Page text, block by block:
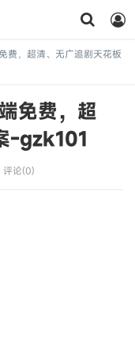
费，超清、无广追剧天花板
免费，超
-gzk101
评论(0)